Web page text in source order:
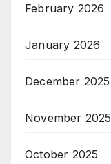
February 2026
January 2026
December 2025
November 2025
October 2025